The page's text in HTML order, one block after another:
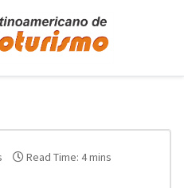
Read Time: 4 mins